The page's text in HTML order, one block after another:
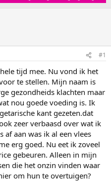
#1
tijd mee. Nu vond ik het
te stellen. Mijn naam is
gezondheids klachten maar
nou goede voeding is. Ik
kant gezeten.dat
zeer verbaasd over wat ik
af aan was ik al een vlees
erg goed. Nu eet ik zoveel
gebeuren. Alleen in mijn
die het onzin vinden waar
om hun te overtuigen?